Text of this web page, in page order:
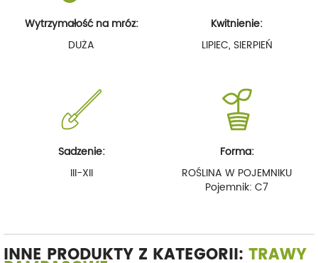
Wytrzymałość na mróz:
DUŻA
Kwitnienie:
LIPIEC, SIERPIEŃ
Sadzenie:
III-XII
Forma:
ROŚLINA W POJEMNIKU
Pojemnik: C7
INNE PRODUKTY Z KATEGORII: TRAWY